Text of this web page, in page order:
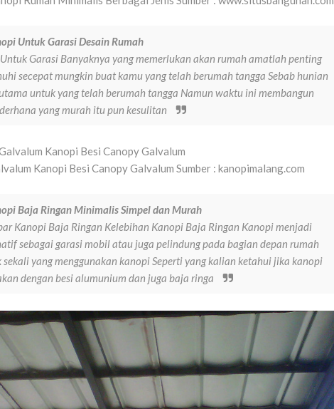
Untuk Garasi Desain Rumah
Garasi Banyaknya yang memerlukan akan rumah amatlah penting
secepat mungkin buat kamu yang telah berumah tangga Sebab hunian
untuk yang telah berumah tangga Namun waktu ini membangun
yang murah itu pun kesulitan
Kanopi Besi Canopy Galvalum Sumber : kanopimalang.com
Baja Ringan Minimalis Simpel dan Murah
Kanopi Baja Ringan Kelebihan Kanopi Baja Ringan Kanopi menjadi
sebagai garasi mobil atau juga pelindung pada bagian depan rumah
sekali yang menggunakan kanopi Seperti yang kalian ketahui jika kanopi
dengan besi alumunium dan juga baja ringa